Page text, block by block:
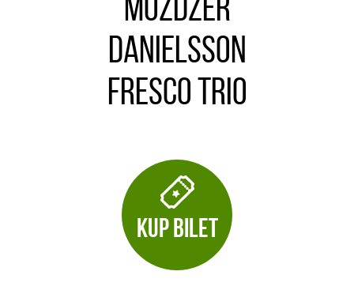
Danielsson
Fresco Trio
KUP BILET